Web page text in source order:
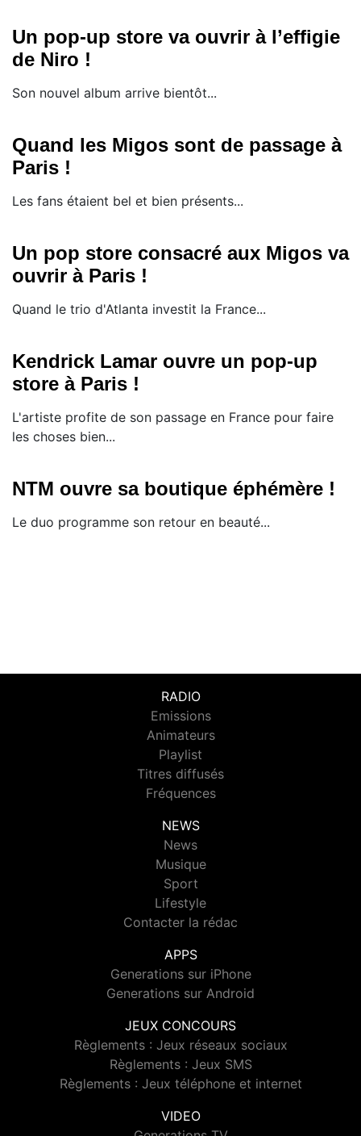
Un pop-up store va ouvrir à l’effigie
de Niro !
Son nouvel album arrive bientôt...
Quand les Migos sont de passage à
Paris !
Les fans étaient bel et bien présents...
Un pop store consacré aux Migos va
ouvrir à Paris !
Quand le trio d'Atlanta investit la France...
Kendrick Lamar ouvre un pop-up
store à Paris !
L'artiste profite de son passage en France pour faire
les choses bien...
NTM ouvre sa boutique éphémère !
Le duo programme son retour en beauté...
RADIO
Emissions
Animateurs
Playlist
Titres diffusés
Fréquences
NEWS
News
Musique
Sport
Lifestyle
Contacter la rédac
APPS
Generations sur iPhone
Generations sur Android
JEUX CONCOURS
Règlements : Jeux réseaux sociaux
Règlements : Jeux SMS
Règlements : Jeux téléphone et internet
VIDEO